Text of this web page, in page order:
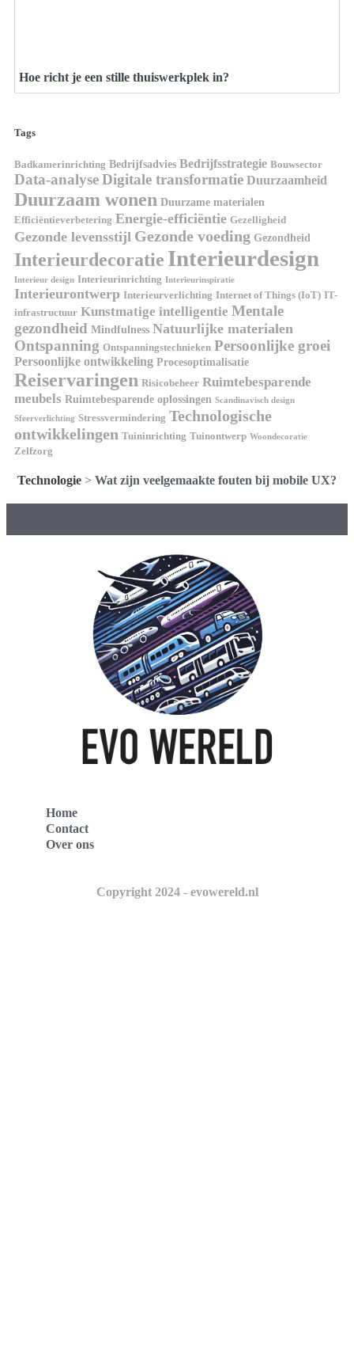
Hoe richt je een stille thuiswerkplek in?
Tags
Badkamerinrichting Bedrijfsadvies Bedrijfsstrategie Bouwsector
Data-analyseDigitale transformatie Duurzaamheid
Duurzaam wonen Duurzame materialen
Efficiëntieverbetering Energie-efficiëntie Gezelligheid
Gezonde levensstijl Gezonde voeding Gezondheid
Interieurdecoratie Interieurdesign
Interieur design Interieurinrichting Interieurinspiratie
Interieurontwerp Interieurverlichting Internet of Things (IoT) IT-
infrastructuur Kunstmatige intelligentie Mentale
gezondheid Mindfulness Natuurlijke materialen
Ontspanning Ontspanningstechnieken Persoonlijke groei
Persoonlijke ontwikkeling Procesoptimalisatie
Reiservaringen Risicobeheer Ruimtebesparende
meubels Ruimtebesparende oplossingen Scandinavisch design
Sfeerverlichting Stressvermindering Technologische
ontwikkelingen Tuininrichting Tuinontwerp Woondecoratie
Zelfzorg
Technologie > Wat zijn veelgemaakte fouten bij mobile UX?
Home
Contact
Over ons
Copyright 2024 - evowereld.nl